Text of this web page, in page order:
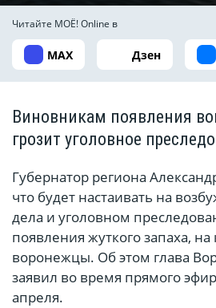
Читайте МОЁ! Online в
MAX Дзен
Виновникам появления
грозит уголовное
Губернатор региона
что будет настаивать на
дела и уголовном
появления жуткого запаха,
воронежцы. Об этом глава
заявил во время прямого
апреля.